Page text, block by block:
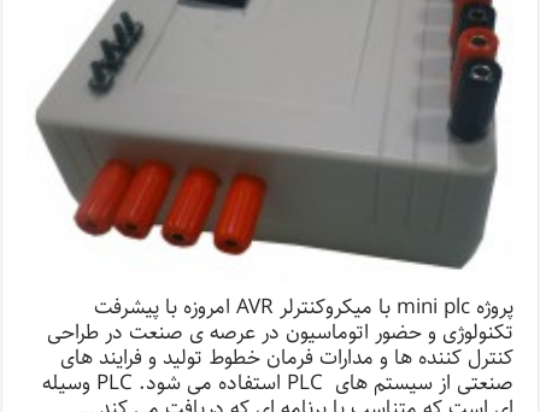
پروژه mini plc با میکروکنترلر AVR امروزه با پیشرفت
تکنولوژی و حضور اتوماسیون در عرصه ی صنعت در طراحی
کنترل کننده ها و مدارات فرمان خطوط تولید و فرایند های
صنعتی از سیستم های PLC استفاده می شود. PLC وسیله